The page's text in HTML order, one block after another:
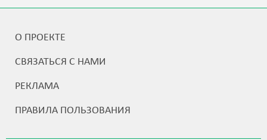
О ПРОЕКТЕ
СВЯЗАТЬСЯ С НАМИ
РЕКЛАМА
ПРАВИЛА ПОЛЬЗОВАНИЯ